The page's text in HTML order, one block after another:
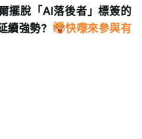
擺脫「AI落後者」標簽的
續強勢？
快嚟來參與有